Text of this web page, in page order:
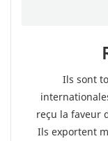
Ils sont
reçu la faveur
Ils exportent